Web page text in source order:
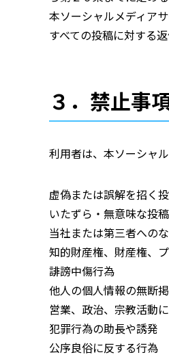
本ソーシャルメディア
すべての投稿に対する
３．禁止事
利用者は、本ソーシャ
虚偽または誤解を招く
いたずら・無意味な投
当社または第三者への
知的財産権、財産権、
誹謗中傷行為
他人の個人情報の無断
営業、政治、宗教活動
犯罪行為の助長や誘発
公序良俗に反する行為